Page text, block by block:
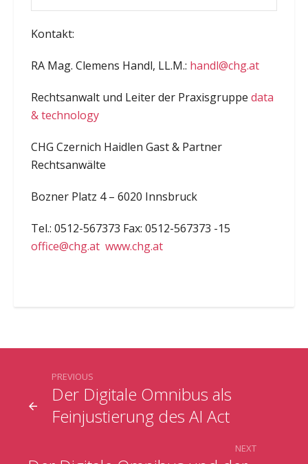
Kontakt:
RA Mag. Clemens Handl, LL.M.: handl@chg.at
Rechtsanwalt und Leiter der Praxisgruppe data
& technology
CHG Czernich Haidlen Gast & Partner
Rechtsanwälte
Bozner Platz 4 – 6020 Innsbruck
Tel.: 0512-567373 Fax: 0512-567373 -15
office@chg.at www.chg.at
Der Digitale Omnibus als
Feinjustierung des AI Act
PREVIOUS
NEXT